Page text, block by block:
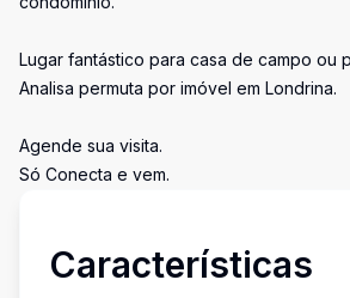
Lugar fantástico para casa de campo ou
Analisa permuta por imóvel em Londrina.
Agende sua visita.
Só Conecta e vem.
Características